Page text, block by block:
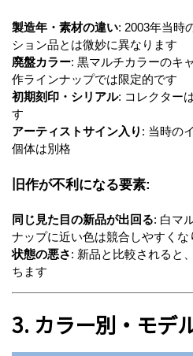
製造年・素材の違い: 2003年当時
ション品とは微妙に異なります
廃盤カラー: 黒マルチカラーのキ
作ラインナップでは限定的です
初期刻印・シリアル: コレクター
す
アーティストサイン入り : 当時の
個体は別格
旧作が不利になる要素:
同じ見た目の新品が出回る: 白マ
ナップに近い色は競合しやすくな
状態の悪さ: 新品と比較されると
ちます
3. カラー別・モデ